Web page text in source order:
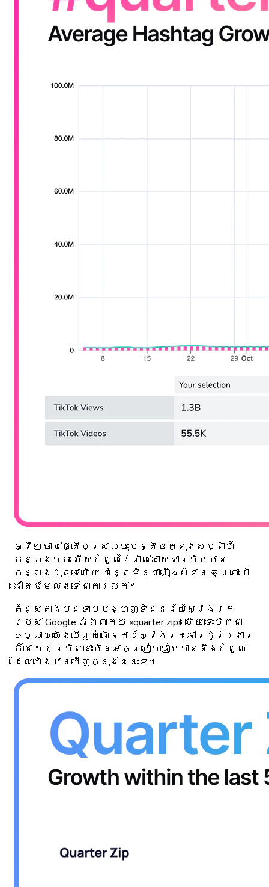
អ្វីៗចាប់ផ្តើមស្រាលចុះបន្តិចក្នុងសប្ដាហ៍
កន្លងមក ហើយកំពូលវៃរ៉ាល់ដោយសារ​មីមបាន
កន្លងផុតទៅហើយ ប៉ុន្តែមិនជារឿងសំខាន់ទេ ព្រោះវា
នៅតែបម្លែងទៅជាការលក់។
គំនូសតាងបន្ទាប់បង្ហាញទិន្នន័យស្វែងរក
របស់ Google អំពីពាក្យ «quarter zip» ហើយទោះបីជាជា
ទម្លាប់យើងឃើញកំណើនការស្វែងរកនៅរដូវរងារ
ក៏ដោយ កម្រិតនោះមិនអាចប្រៀបធៀបបាននឹងកំពូល
ដែលយើងបានឃើញក្នុងខែនេះទេ។